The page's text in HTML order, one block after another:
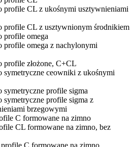
profile CL z ukośnymi usztywnieniami
profile CL z usztywnionym środnikiem
profile omega
profile omega z nachylonymi
profile złożone, C+CL
symetryczne ceowniki z ukośnymi
symetryczne profile sigma
symetryczne profile sigma z
brzegowymi
C formowane na zimno
CL formowane na zimno, bez
C formowane na zimno